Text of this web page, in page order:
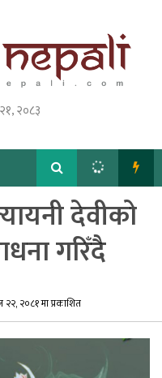
२०८३
देवीको
गरिँदै
२०८१ मा प्रकाशित